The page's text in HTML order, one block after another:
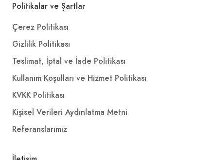
Politikalar ve Şartlar
Çerez Politikası
Gizlilik Politikası
Teslimat, İptal ve İade Politikası
Kullanım Koşulları ve Hizmet Politikası
KVKK Politikası
Kişisel Verileri Aydınlatma Metni
Referanslarımız